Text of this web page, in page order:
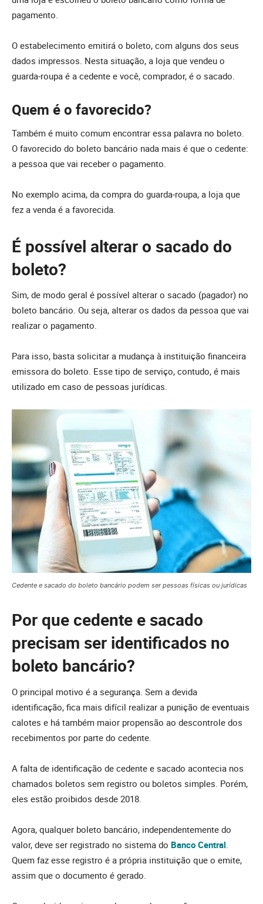
pagamento.
O estabelecimento emitirá o boleto, com alguns dos seus
dados impressos. Nesta situação, a loja que vendeu o
guarda-roupa é a cedente e você, comprador, é o sacado.
Quem é o favorecido?
Também é muito comum encontrar essa palavra no boleto.
O favorecido do boleto bancário nada mais é que o cedente:
a pessoa que vai receber o pagamento.
No exemplo acima, da compra do guarda-roupa, a loja que
fez a venda é a favorecida.
É possível alterar o sacado do
boleto?
Sim, de modo geral é possível alterar o sacado (pagador) no
boleto bancário. Ou seja, alterar os dados da pessoa que vai
realizar o pagamento.
Para isso, basta solicitar a mudança à instituição financeira
emissora do boleto. Esse tipo de serviço, contudo, é mais
utilizado em caso de pessoas jurídicas.
Cedente e sacado do boleto bancário podem ser pessoas físicas ou jurídicas
Por que cedente e sacado
precisam ser identificados no
boleto bancário?
O principal motivo é a segurança. Sem a devida
identificação, fica mais difícil realizar a punição de eventuais
calotes e há também maior propensão ao descontrole dos
recebimentos por parte do cedente.
A falta de identificação de cedente e sacado acontecia nos
chamados boletos sem registro ou boletos simples. Porém,
eles estão proibidos desde 2018.
Agora, qualquer boleto bancário, independentemente do
valor, deve ser registrado no sistema do Banco Central
Quem faz esse registro é a própria instituição que o emite,
assim que o documento é gerado.